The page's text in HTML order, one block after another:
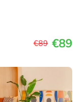
€89 €89